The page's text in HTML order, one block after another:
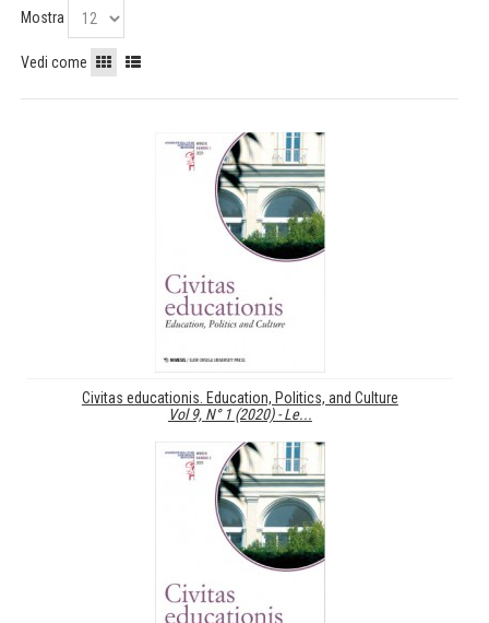
Mostra
Vedi come
Civitas educationis. Education, Politics, and Culture
Vol 9, N° 1 (2020) - Le...